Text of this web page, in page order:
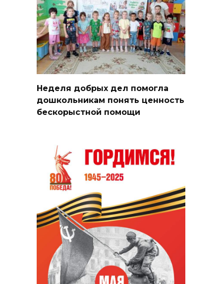
Неделя добрых дел помогла
дошкольникам понять ценность
бескорыстной помощи